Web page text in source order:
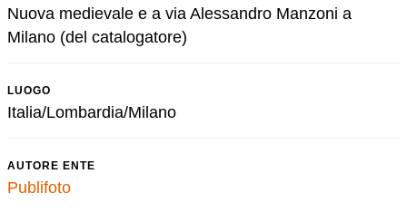
Nuova medievale e a via Alessandro Manzoni a
Milano (del catalogatore)
LUOGO
Italia/Lombardia/Milano
AUTORE ENTE
Publifoto